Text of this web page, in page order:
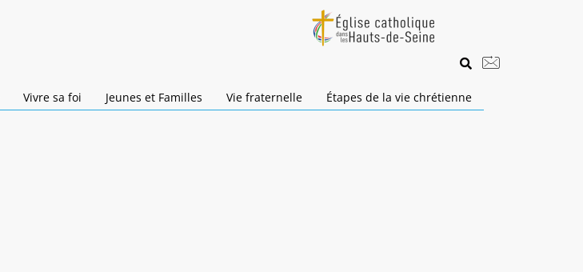
Vivre sa foi Jeunes et Familles Vie fraternelle Étapes de la vie chrétienne